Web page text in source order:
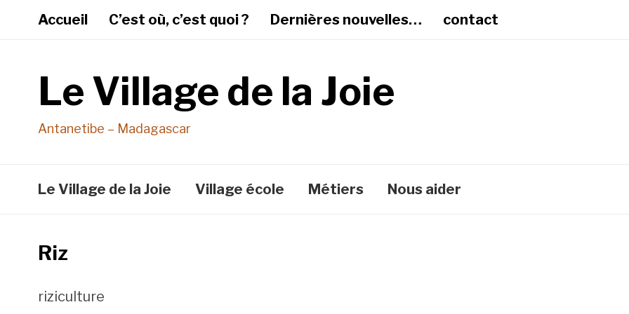
Accueil C’est où, c’est quoi ? Dernières nouvelles… contact
Le Village de la Joie
Antanetibe – Madagascar
Le Village de la Joie Village école Métiers Nous aider
Riz
riziculture